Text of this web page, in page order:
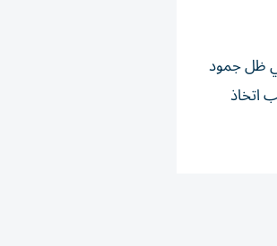
في ظل جمود
اتخاذ